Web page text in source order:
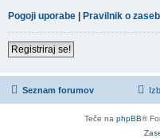
Pogoji uporabe | Pravilnik o
Registriraj se!
Seznam forumov
Teče na phpBB®